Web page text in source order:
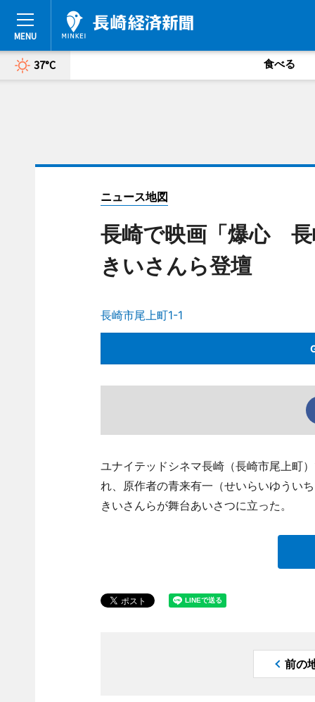
37°C 食べる
ニュース地図
長崎で映画「爆心 長
きいさんら登壇
長崎市尾上町1-1
ユナイテッドシネマ長崎（長崎市尾上町
れ、原作者の青来有一（せいらいゆうい
きいさんらが舞台あいさつに立った。
前の